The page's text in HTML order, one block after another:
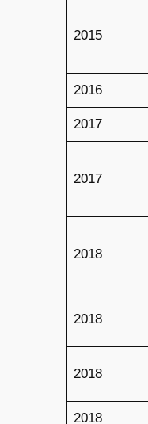
2015
2016
2017
2017
2018
2018
2018
2018